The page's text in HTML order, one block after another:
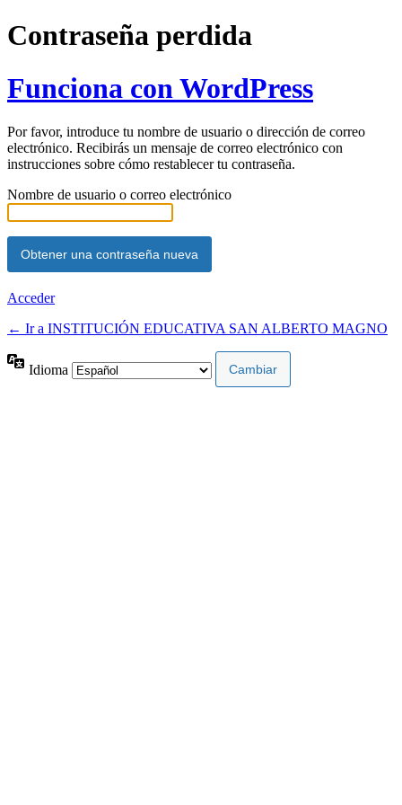
Contraseña perdida
Funciona con WordPress
Por favor, introduce tu nombre de usuario o dirección de correo
electrónico. Recibirás un mensaje de correo electrónico con
instrucciones sobre cómo restablecer tu contraseña.
Nombre de usuario o correo electrónico
Acceder
← Ir a INSTITUCIÓN EDUCATIVA SAN ALBERTO MAGNO
Idioma